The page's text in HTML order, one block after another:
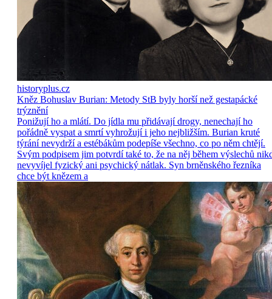
historyplus.cz
Kněz Bohuslav Burian: Metody StB byly horší než gestapácké
trýznění
Ponižují ho a mlátí. Do jídla mu přidávají drogy, nenechají ho
pořádně vyspat a smrtí vyhrožují i jeho nejbližším. Burian kruté
týrání nevydrží a estébákům podepíše všechno, co po něm chtějí.
Svým podpisem jim potvrdí také to, že na něj během výslechů
nevyvíjel fyzický ani psychický nátlak. Syn brněnského řezníka
chce být knězem a